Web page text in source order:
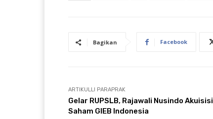
Bagikan Facebook
ARTIKULLI PARAPRAK
Gelar RUPSLB, Rajawali Nusindo Akuisisi
Saham GIEB Indonesia